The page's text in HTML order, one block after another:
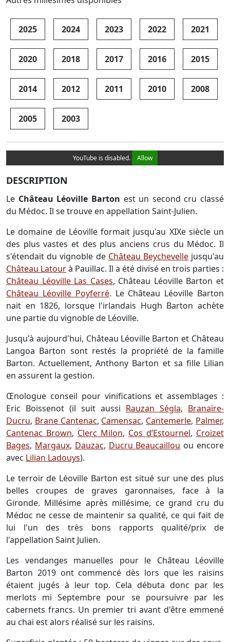
2025 2024 2023 2022 2021
2020 2018 2017 2016 2015
2014 2012 2011 2010 2008
2005 2003
YouTube is disabled. Allow
DESCRIPTION
Le Château Léoville Barton est un second cru classé
du Médoc. Il se trouve en appellation Saint-Julien.
Le domaine de Léoville formait jusqu'au XIXe siècle un
des plus vastes et des plus anciens crus du Médoc. Il
s'étendait du vignoble de Château Beychevellejusqu'au
Château Latourà Pauillac. Il a été divisé en trois parties :
Château Léoville Las Cases, Château Léoville Barton et
Château Léoville Poyferré. Le Château Léoville Barton
nait en 1826, lorsque l'irlandais Hugh Barton achète
une partie du vignoble de Léoville.
Jusqu'à aujourd'hui, Château Léoville Barton et Château
Langoa Barton sont restés la propriété de la famille
Barton. Actuellement, Anthony Barton et sa fille Lilian
en assurent la gestion.
Œnologue conseil pour vinifications et assemblages :
Eric Boissenot (il suit aussi Rauzan Ségla, Branaire-
Ducru, Brane Cantenac, Camensac, Cantemerle, Palmer,
Cantenac Brown, Clerc Milon, Cos d’Estournel, Croizet
Bages, Margaux, Dauzac, Ducru Beaucaillou ou encore
avec Lilian Ladouys).
Le terroir de Léoville Barton est situé sur une des plus
belles croupes de graves garonnaises, face à la
Gironde. Millésime après millésime, ce grand cru du
Médoc ne cesse de maintenir sa qualité, ce qui fait de
lui l'un des très bons rapports qualité/prix de
l'appellation Saint Julien.
Les vendanges manuelles pour le Château Léoville
Barton 2019 ont commencé dès lors que les raisins
étaient jugés à leur top. Cela débuta donc par les
merlots mi Septembre pour se poursuivre par les
cabernets francs. Un premier tri avant d'être emmené
au chai est alors réalisé sur les raisins.